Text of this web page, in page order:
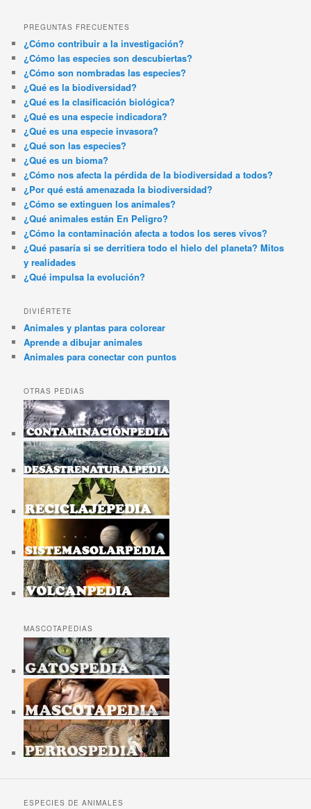
PREGUNTAS FRECUENTES
¿Cómo contribuir a la investigación?
¿Cómo las especies son descubiertas?
¿Cómo son nombradas las especies?
¿Qué es la biodiversidad?
¿Qué es la clasificación biológica?
¿Qué es una especie indicadora?
¿Qué es una especie invasora?
¿Qué son las especies?
¿Qué es un bioma?
¿Cómo nos afecta la pérdida de la biodiversidad a todos?
¿Por qué está amenazada la biodiversidad?
¿Cómo se extinguen los animales?
¿Qué animales están En Peligro?
¿Cómo la contaminación afecta a todos los seres vivos?
¿Qué pasaría si se derritiera todo el hielo del planeta? Mitos
y realidades
¿Qué impulsa la evolución?
DIVIÉRTETE
Animales y plantas para colorear
Aprende a dibujar animales
Animales para conectar con puntos
OTRAS PEDIAS
MASCOTAPEDIAS
ESPECIES DE ANIMALES